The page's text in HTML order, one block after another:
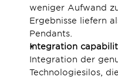
weniger Aufwand
Ergebnisse liefern
Pendants.
Integration
Integration der
Technologiesilos,